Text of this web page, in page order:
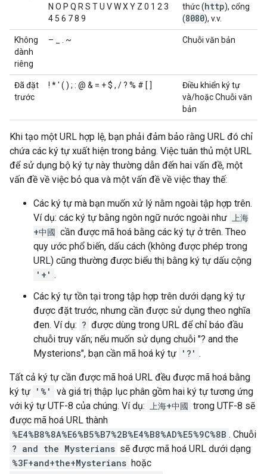
N O P Q R S T U V W X Y Z 0 1 2 3
4 5 6 7 8 9
thức (http), cổng
(8080), v.v.
Không
dành
riêng
– _ . ~ Chuỗi văn bản
Đã đặt
trước
! * ' ( ) ; : @ & = + $ , / ? % # [ ]
Điều khiển ký tự
và/hoặc Chuỗi văn
bản
Khi tạo một URL hợp lệ, bạn phải đảm bảo rằng URL đó chỉ
chứa các ký tự xuất hiện trong bảng. Việc tuân thủ một URL
để sử dụng bộ ký tự này thường dẫn đến hai vấn đề, một
vấn đề về việc bỏ qua và một vấn đề về việc thay thế:
Các ký tự mà bạn muốn xử lý nằm ngoài tập hợp trên.
Ví dụ: các ký tự bằng ngôn ngữ nước ngoài như 上海
+中國 cần được mã hoá bằng các ký tự ở trên. Theo
quy ước phổ biến, dấu cách (không được phép trong
URL) cũng thường được biểu thị bằng ký tự dấu cộng
'+' .
Các ký tự tồn tại trong tập hợp trên dưới dạng ký tự
được đặt trước, nhưng cần được sử dụng theo nghĩa
đen. Ví dụ: ? được dùng trong URL để chỉ báo đầu
chuỗi truy vấn; nếu muốn sử dụng chuỗi "? and the
Mysterions", bạn cần mã hoá ký tự '?' .
Tất cả ký tự cần được mã hoá URL đều được mã hoá bằng
ký tự '%'
và giá trị thập lục phân gồm hai ký tự tương ứng
với ký tự UTF-8 của chúng. Ví dụ: 上海+中國 trong UTF-8 sẽ
được mã hoá URL thành
%E4%B8%8A%E6%B5%B7%2B%E4%B8%AD%E5%9C%8B . Chuỗi
? and the Mysterians sẽ được mã hoá URL dưới dạng
%3F+and+the+Mysterians hoặc